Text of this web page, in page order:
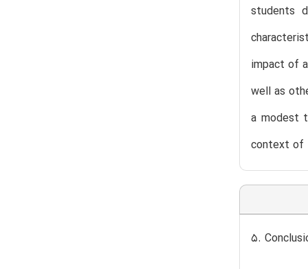
students
impact of
well as
a modest
context of
5.